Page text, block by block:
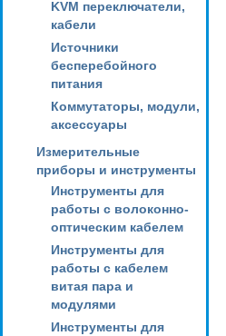
KVM переключатели,
кабели
Источники
бесперебойного
питания
Коммутаторы, модули,
аксессуары
Измерительные
приборы и инструменты
Инструменты для
работы с волоконно-
оптическим кабелем
Инструменты для
работы с кабелем
витая пара и
модулями
Инструменты для